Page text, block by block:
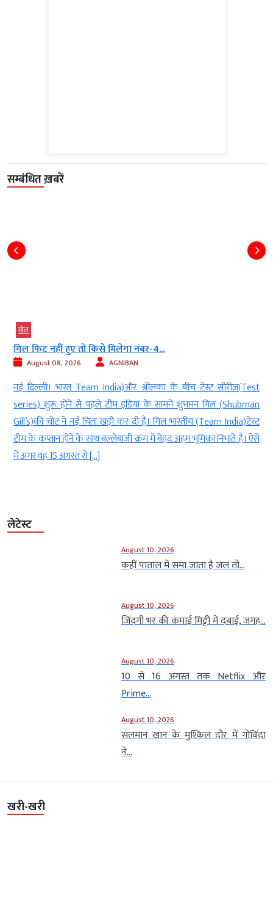
सम्बंधित ख़बरें
खेल
गिल फिट नहीं हुए तो किसे मिलेगा नंबर-4...
August 08, 2026 AGNIBAN
नई दिल्ली। भारत Team India)और श्रीलंका के बीच टेस्ट सीरीज(Test
series) शुरू होने से पहले टीम इंडिया के सामने शुभमन गिल (Shubman
Gill’s)की चोट ने नई चिंता खड़ी कर दी है। गिल भारतीय (Team India)टेस्ट
टीम के कप्तान होने के साथ बल्लेबाजी क्रम में बेहद अहम भूमिका निभाते हैं। ऐसे
में अगर वह 15 अगस्त से […]
लेटेस्ट
August 10, 2026
कहीं पाताल में समा जाता है जल तो...
August 10, 2026
जिंदगी भर की कमाई मिट्टी में दबाई, जगह...
August 10, 2026
10 से 16 अगस्त तक Netflix और
Prime...
August 10, 2026
सलमान खान के मुश्किल दौर में गोविंदा
ने...
खरी-खरी